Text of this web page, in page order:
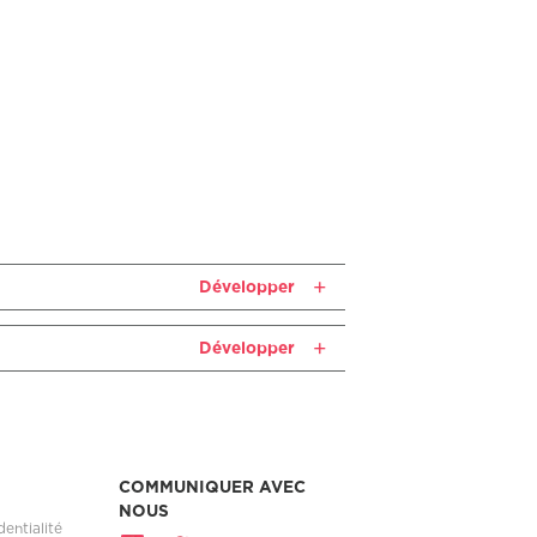
Développer
Développer
COMMUNIQUER AVEC
NOUS